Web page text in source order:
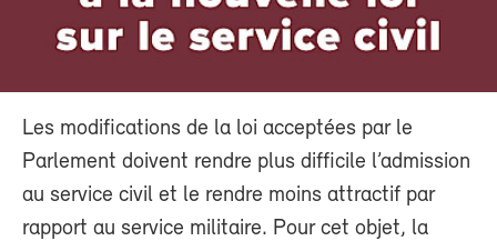
Les modifications de la loi acceptées par le
Parlement doivent rendre plus difficile l’admission
au service civil et le rendre moins attractif par
rapport au service militaire. Pour cet objet, la